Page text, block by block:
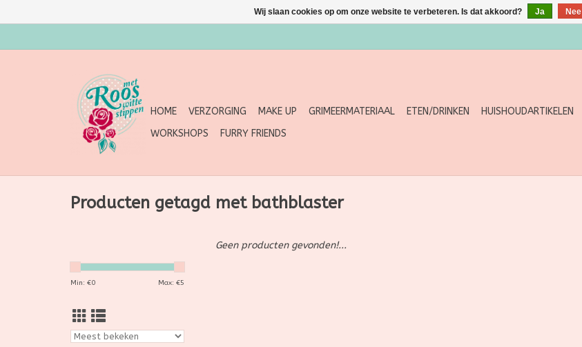
HOME VERZORGING MAKE UP GRIMEERMATERIAAL ETEN/DRINKEN HUISHOUDARTIKELEN
WORKSHOPS
FURRY FRIENDS
Producten getagd met bathblaster
Min: €0 Max: €5
Geen producten gevonden!...
Wij slaan cookies op om onze website te verbeteren. Is dat akkoord? Ja Nee